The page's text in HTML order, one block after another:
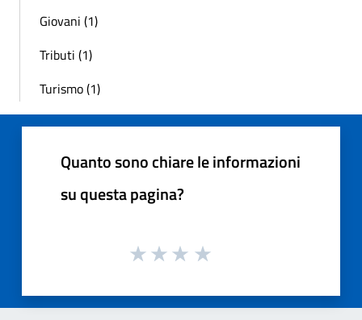
Giovani (1)
Tributi (1)
Turismo (1)
Quanto sono chiare le informazioni
su questa pagina?